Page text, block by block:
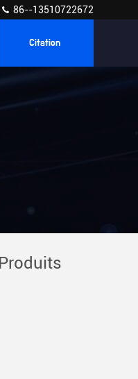
86--13510722672
Citation